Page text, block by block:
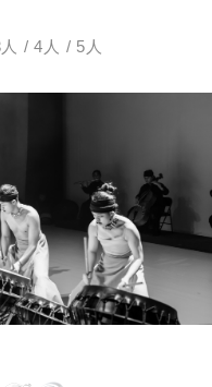
/ 4人 / 5人